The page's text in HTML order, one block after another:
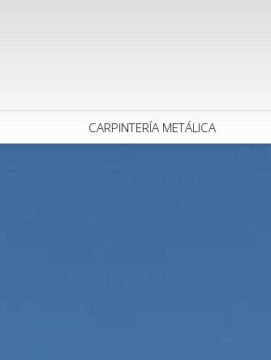
CARPINTERÍA METÁLICA